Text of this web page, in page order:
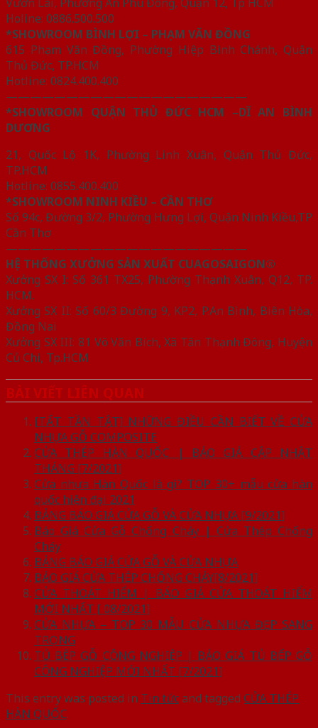
Vườn Lài, Phường An Phú Đông, Quận 12, Tp HCM
Holine: 0886.500.500
*SHOWROOM BÌNH LỢI – PHẠM VĂN ĐỒNG
615 Phạm Văn Đồng, Phường Hiệp Bình Chánh, Quận
Thủ Đức, TP.HCM
Hotline: 0824.400.400
————————————————————
*SHOWROOM QUẬN THỦ ĐỨC HCM –DĨ AN BÌNH
DƯƠNG
21, Quốc Lộ 1K, Phường Linh Xuân, Quận Thủ Đức,
TP.HCM
Hotline: 0855.400.400
*SHOWROOM NINH KIỀU – CẦN THƠ
Số 94c, Đường 3/2, Phường Hưng Lợi, Quận Ninh Kiều,TP
Cần Thơ
————————————————————
HỆ THỐNG XƯỞNG SẢN XUẤT CUAGOSAIGON®
Xưởng SX I: Số 361 TX25, Phường Thạnh Xuân, Q12, TP.
HCM.
Xưởng SX II: Số 60/3 Đường 9, KP2, P.An Bình, Biên Hòa,
Đồng Nai
Xưởng SX III: 81 Võ Văn Bích, Xã Tân Thạnh Đông, Huyện
Củ Chi, Tp.HCM
BÀI VIẾT LIÊN QUAN
[TẤT TẦN TẬT] NHỮNG ĐIỀU CẦN BIẾT VỀ CỬA
NHỰA GỖ COMPOSITE
CỬA THÉP HÀN QUỐC | BÁO GIÁ CẬP NHẬT
THÁNG [7/2021]
Cửa nhựa Hàn Quốc là gì? TOP 30+ mẫu cửa hàn
quốc hiện đại 2021
BẢNG BÁO GIÁ CỬA GỖ VÀ CỬA NHỰA [9/2021]
Báo Giá Cửa Gỗ Chống Cháy | Cửa Thép Chống
Cháy
BẢNG BÁO GIÁ CỬA GỖ VÀ CỬA NHỰA
BÁO GIÁ CỬA THÉP CHỐNG CHÁY[8/2021]
CỬA THOÁT HIỂM | BÁO GIÁ CỬA THOÁT HIỂM
MỚI NHẤT [ 08/2021]
CỬA NHỰA – TOP 30 MẪU CỬA NHỰA ĐẸP SANG
TRỌNG
TỦ BẾP GỖ CÔNG NGHIỆP | BÁO GIÁ TỦ BẾP GỖ
CÔNG NGHIỆP MỚI NHẤT [7/2021]
This entry was posted in Tin tứcand tagged CỬA THÉP
HÀN QUỐC.